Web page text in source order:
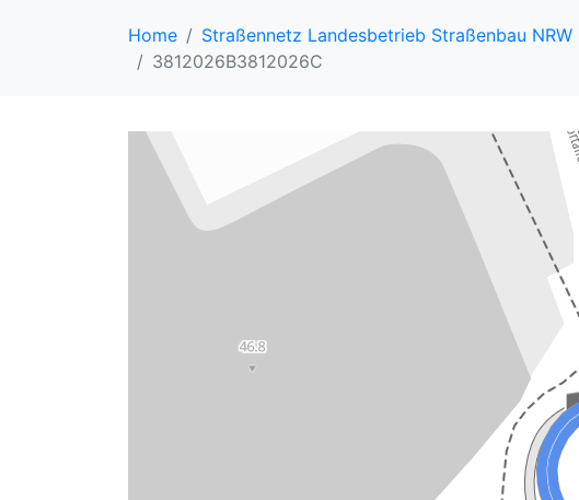
Home Straßennetz Landesbetrieb Straßenbau NRW
3812026B3812026C